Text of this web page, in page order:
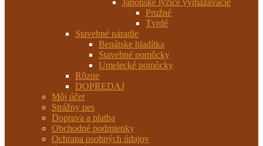
Japonské lyžice vymazávacie
Pružné
Tvrdé
Stavebné náradie
Benátske hladítka
Stavebné pomôcky
Umelecké pomôcky
Rôzne
DOPREDAJ
Môj účet
Strážny pes
Doprava a platba
Obchodné podmienky
Ochrana osobných údajov